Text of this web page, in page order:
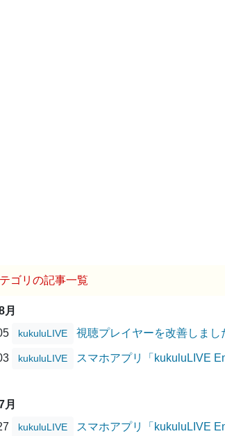
ゴリの記事一覧
月
kukuluLIVE 視聴プレイヤーを改善しまし
kukuluLIVE スマホアプリ「kukuluLIVE
月
kukuluLIVE スマホアプリ「kukuluLIVE